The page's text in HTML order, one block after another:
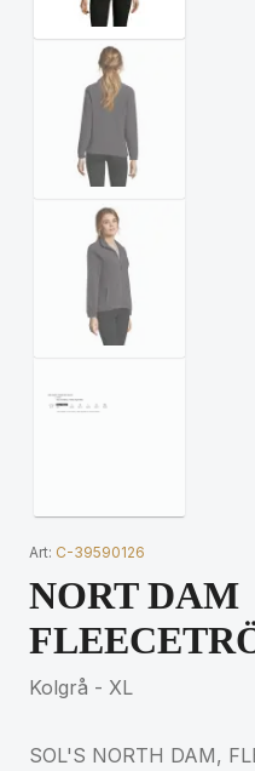
Art: C-39590126
NORT DAM
Kolgrå - XL
SOL'S NORTH DAM,